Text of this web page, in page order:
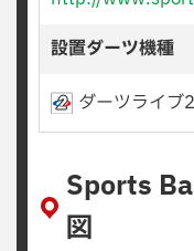
設置ダーツ機種
ダーツライブ2
Sports
図